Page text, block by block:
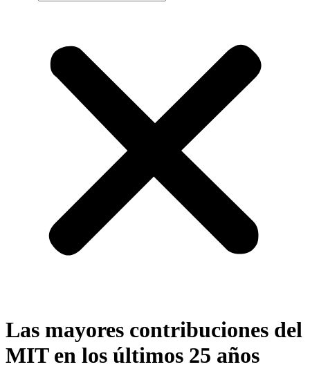
Las mayores contribuciones del
MIT en los últimos 25 años